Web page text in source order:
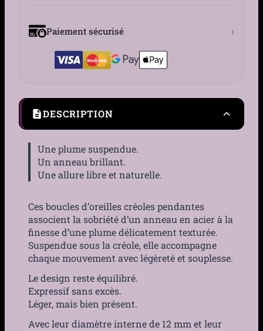
Paiement sécurisé ›
DESCRIPTION
Une plume suspendue.
Un anneau brillant.
Une allure libre et naturelle.
Ces boucles d’oreilles créoles pendantes
associent la sobriété d’un anneau en acier à la
finesse d’une plume délicatement texturée.
Suspendue sous la créole, elle accompagne
chaque mouvement avec légèreté et souplesse.
Le design reste équilibré.
Expressif sans excès.
Léger, mais bien présent.
Avec leur diamètre interne de 12 mm et leur